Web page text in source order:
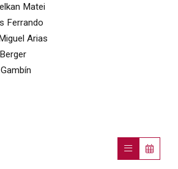
Matei
Ferrando
Arias